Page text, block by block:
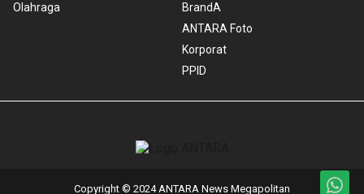
Olahraga
BrandA
ANTARA Foto
Korporat
PPID
Copyright © 2024 ANTARA News Megapolitan